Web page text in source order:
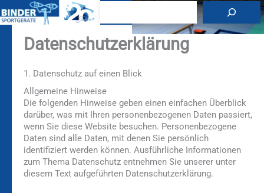
Inhalt
Datenschutzerklärung
1. Datenschutz auf einen Blick
Allgemeine Hinweise
Die folgenden Hinweise geben einen einfachen Überblick
darüber, was mit Ihren personenbezogenen Daten passiert,
wenn Sie diese Website besuchen. Personenbezogene
Daten sind alle Daten, mit denen Sie persönlich
identifiziert werden können. Ausführliche Informationen
zum Thema Datenschutz entnehmen Sie unserer unter
diesem Text aufgeführten Datenschutzerklärung.